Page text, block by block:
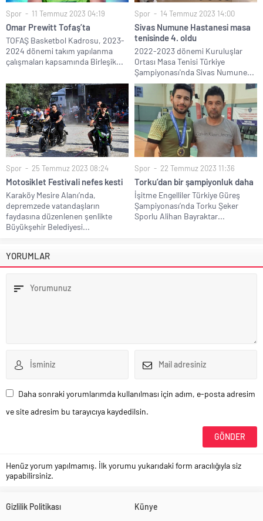
Spor 11 Temmuz 2023 04:19
Omar Prewitt Tofaş’ta
TOFAŞ Basketbol Kadrosu, 2023-
2024 dönemi takım yapılanma
çalışmaları kapsamında Birleşik...
Spor 14 Temmuz 2023 14:00
Sivas Numune Hastanesi masa
tenisinde 4. oldu
2022-2023 dönemi Kuruluşlar
Ortası Masa Tenisi Türkiye
Şampiyonası'nda Sivas Numune...
Spor 25 Temmuz 2023 08:24
Motosiklet Festivali nefes kesti
Karaköy Mesire Alanı’nda,
depremzede vatandaşların
faydasına düzenlenen şenlikte
Büyükşehir Belediyesi...
Spor 22 Temmuz 2023 11:36
Torku’dan bir şampiyonluk daha
İşitme Engelliler Türkiye Güreş
Şampiyonası’nda Torku Şeker
Sporlu Alihan Bayraktar...
YORUMLAR
Daha sonraki yorumlarımda kullanılması için adım, e-posta adresim
ve site adresim bu tarayıcıya kaydedilsin.
Henüz yorum yapılmamış. İlk yorumu yukarıdaki form aracılığıyla siz
yapabilirsiniz.
Gizlilik Politikası Künye